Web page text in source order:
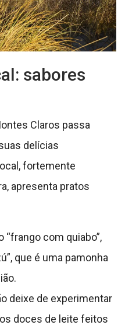
sabores
Claros passa
delícias
fortemente
apresenta pratos
“frango com quiabo”,
que é uma pamonha
deixe de experimentar
doces de leite feitos